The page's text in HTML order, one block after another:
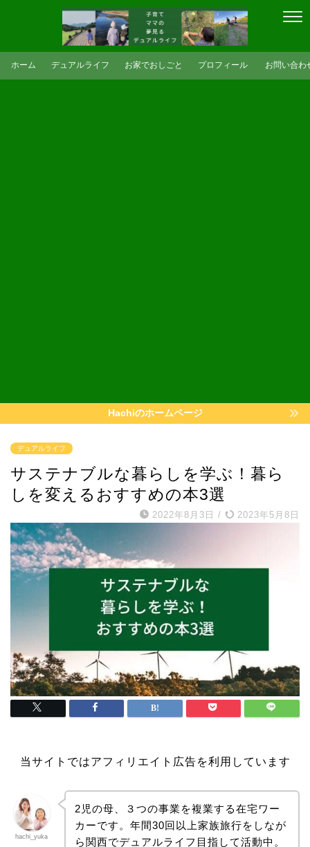
ホーム デュアルライフ お家でおしごと プロフィール お問い合わ
Hachiのホームページ
デュアルライフ
サステナブルな暮らしを学ぶ！暮ら
しを変えるおすすめの本3選
2022年8月3日 / 2023年5月8日
当サイトではアフィリエイト広告を利用しています
hachi_yuka
2児の母、３つの事業を複業する在宅ワー
カーです。年間30回以上家族旅行をしなが
ら関西でデュアルライフ目指して活動中。